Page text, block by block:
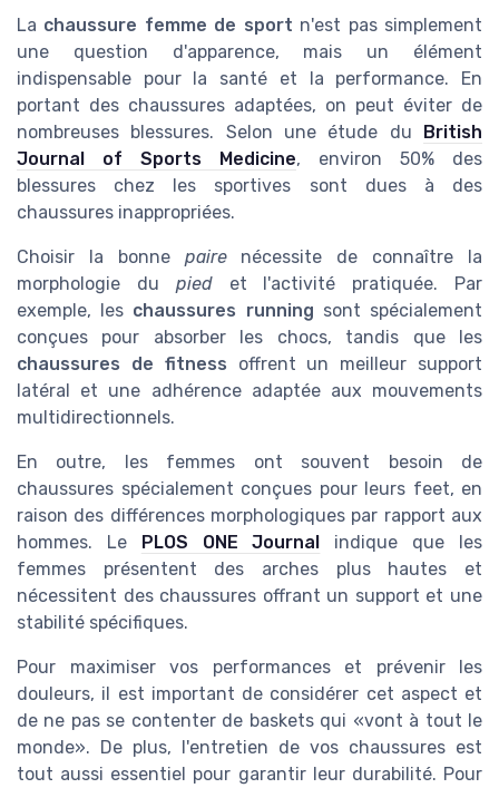
La chaussure femme de sport n'est pas simplement
une question d'apparence, mais un élément
indispensable pour la santé et la performance. En
portant des chaussures adaptées, on peut éviter de
nombreuses blessures. Selon une étude du British
Journal of Sports Medicine, environ 50% des
blessures chez les sportives sont dues à des
chaussures inappropriées.
Choisir la bonne pairenécessite de connaître la
morphologie du piedet l'activité pratiquée. Par
exemple, les chaussures running sont spécialement
conçues pour absorber les chocs, tandis que les
chaussures de fitness offrent un meilleur support
latéral et une adhérence adaptée aux mouvements
multidirectionnels.
En outre, les femmes ont souvent besoin de
chaussures spécialement conçues pour leurs feet, en
raison des différences morphologiques par rapport aux
hommes. Le PLOS ONE Journal indique que les
femmes présentent des arches plus hautes et
nécessitent des chaussures offrant un support et une
stabilité spécifiques.
Pour maximiser vos performances et prévenir les
douleurs, il est important de considérer cet aspect et
de ne pas se contenter de baskets qui «vont à tout le
monde». De plus, l'entretien de vos chaussures est
tout aussi essentiel pour garantir leur durabilité. Pour